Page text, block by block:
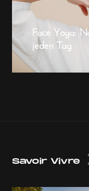
Face Yoga:
jeden Tag
Savoir Vivre